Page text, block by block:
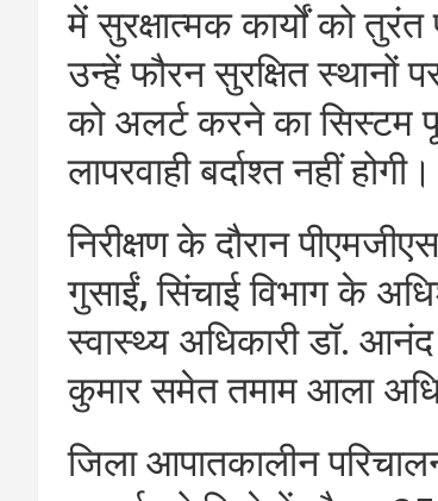
में सुरक्षात्मक कार्यों को
उन्हें फौरन सुरक्षित स्थानों
को अलर्ट करने का सिस्टम
लापरवाही बर्दाश्त नहीं होगी।
निरीक्षण के दौरान
गुसाईं, सिंचाई विभाग के
स्वास्थ्य अधिकारी डॉ.
कुमार समेत तमाम आला
जिला आपातकालीन